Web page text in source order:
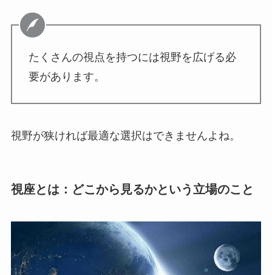
たくさんの視点を持つには視野を広げる必
要があります。
視野が狭ければ最適な選択はできませんよね。
視座とは：どこから見るかという立場のこと